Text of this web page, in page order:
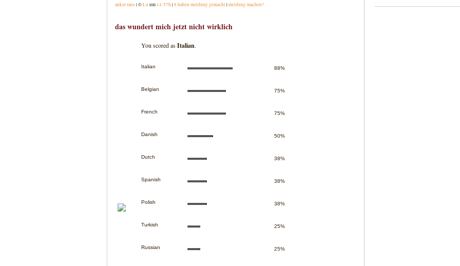
anker raus | ©Lu um 14:57h |8 haben meldung gemacht|meldung machen?
das wundert mich jetzt nicht wirklich
You scored asItalian.
Italian 88%
Belgian 75%
French 75%
Danish 50%
Dutch 38%
Spanish 38%
Polish 38%
Turkish 25%
Russian 25%